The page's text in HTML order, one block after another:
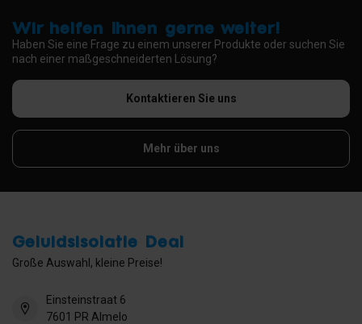
Wir helfen Ihnen gerne weiter!
Haben Sie eine Frage zu einem unserer Produkte oder suchen Sie
nach einer maßgeschneiderten Lösung?
Kontaktieren Sie uns
Mehr über uns
Geluidsisolatie Deal
Große Auswahl, kleine Preise!
Einsteinstraat 6
7601 PR Almelo